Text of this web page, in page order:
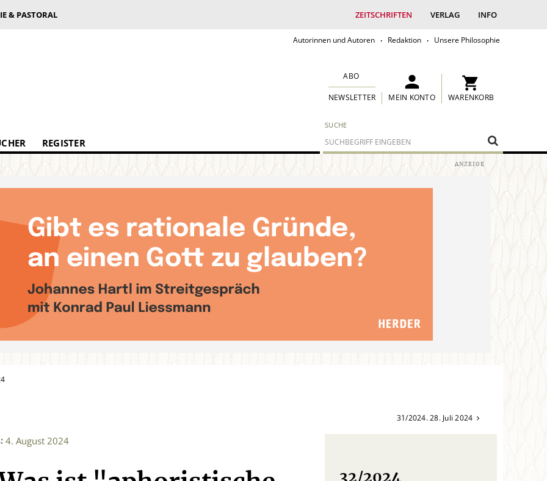
& PASTORAL ZEITSCHRIFTEN VERLAG INFO
Autorinnen und Autoren Redaktion Unsere Philosophie
SUCHE
ABO
NEWSLETTER MEIN KONTO WARENKORB
REGISTER
31/2024. 28. Juli 2024
:4. August 2024
32/2024